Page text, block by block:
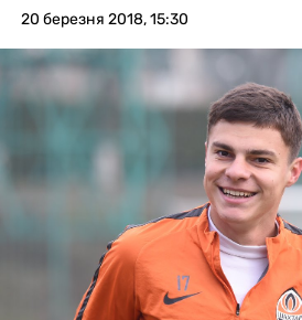
БУКМЕКЕРИ
20 березня 2018, 15:30